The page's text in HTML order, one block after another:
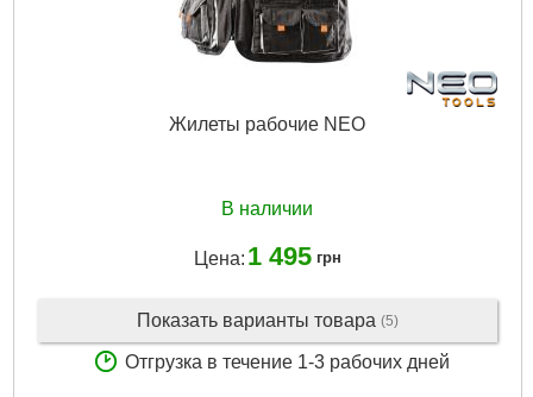
Жилеты рабочие NEO
В наличии
Цена: 1 495 грн
Показать варианты товара (5)
Отгрузка в течение 1-3 рабочих дней